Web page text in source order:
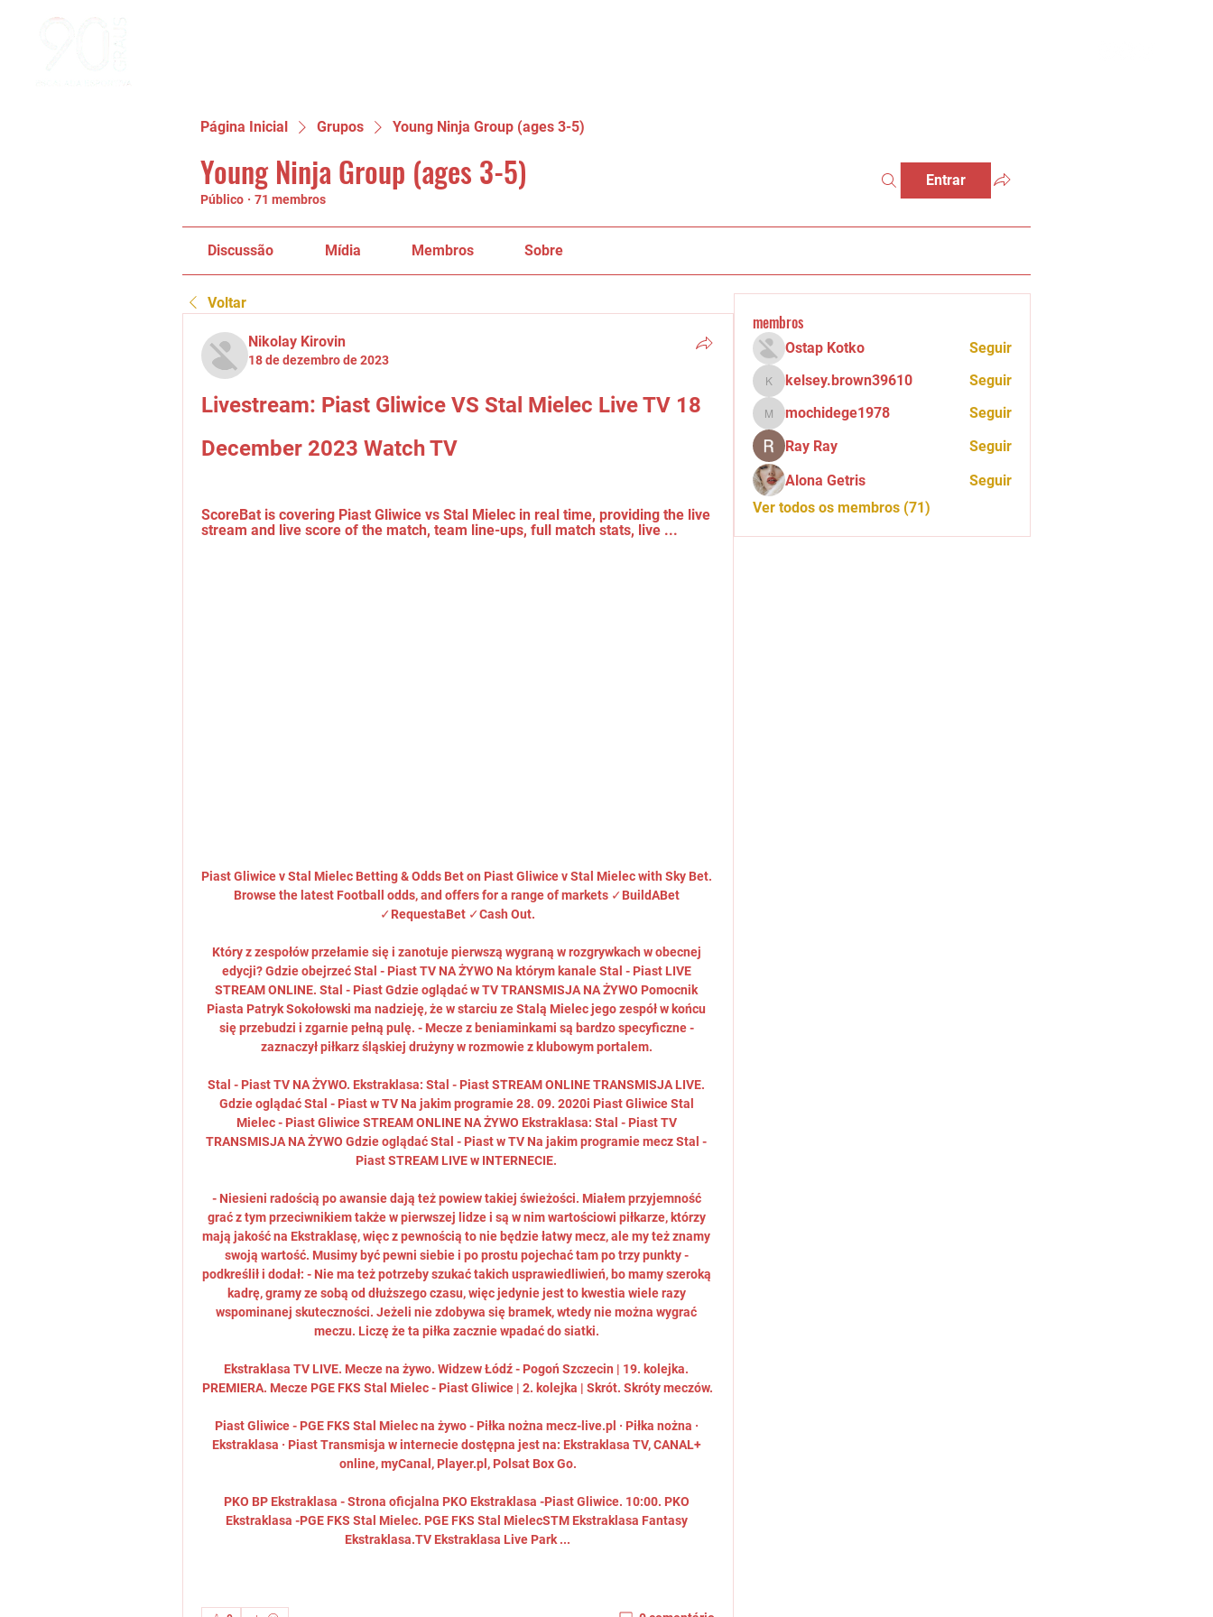
Página Inicial Grupos Young Ninja Group (ages 3-5)
Young Ninja Group (ages 3-5)
Público · 71 membros
Entrar
Discussão Mídia Membros Sobre
Voltar
Nikolay Kirovin
18 de dezembro de 2023
Livestream: Piast Gliwice VS Stal Mielec Live TV 18
December 2023 Watch TV
ScoreBat is covering Piast Gliwice vs Stal Mielec in real time, providing the live
stream and live score of the match, team line-ups, full match stats, live ...
Piast Gliwice v Stal Mielec Betting & Odds Bet on Piast Gliwice v Stal Mielec with Sky Bet.
Browse the latest Football odds, and offers for a range of markets ✓BuildABet
✓RequestaBet ✓Cash Out.
Który z zespołów przełamie się i zanotuje pierwszą wygraną w rozgrywkach w obecnej
edycji? Gdzie obejrzeć Stal - Piast TV NA ŻYWO Na którym kanale Stal - Piast LIVE
STREAM ONLINE. Stal - Piast Gdzie oglądać w TV TRANSMISJA NA ŻYWO Pomocnik
Piasta Patryk Sokołowski ma nadzieję, że w starciu ze Stalą Mielec jego zespół w końcu
się przebudzi i zgarnie pełną pulę. - Mecze z beniaminkami są bardzo specyficzne -
zaznaczył piłkarz śląskiej drużyny w rozmowie z klubowym portalem.
Stal - Piast TV NA ŻYWO. Ekstraklasa: Stal - Piast STREAM ONLINE TRANSMISJA LIVE.
Gdzie oglądać Stal - Piast w TV Na jakim programie 28. 09. 2020i Piast Gliwice Stal
Mielec - Piast Gliwice STREAM ONLINE NA ŻYWO Ekstraklasa: Stal - Piast TV
TRANSMISJA NA ŻYWO Gdzie oglądać Stal - Piast w TV Na jakim programie mecz Stal -
Piast STREAM LIVE w INTERNECIE.
- Niesieni radością po awansie dają też powiew takiej świeżości. Miałem przyjemność
grać z tym przeciwnikiem także w pierwszej lidze i są w nim wartościowi piłkarze, którzy
mają jakość na Ekstraklasę, więc z pewnością to nie będzie łatwy mecz, ale my też znamy
swoją wartość. Musimy być pewni siebie i po prostu pojechać tam po trzy punkty -
podkreślił i dodał: - Nie ma też potrzeby szukać takich usprawiedliwień, bo mamy szeroką
kadrę, gramy ze sobą od dłuższego czasu, więc jedynie jest to kwestia wiele razy
wspominanej skuteczności. Jeżeli nie zdobywa się bramek, wtedy nie można wygrać
meczu. Liczę że ta piłka zacznie wpadać do siatki.
Ekstraklasa TV LIVE. Mecze na żywo. Widzew Łódź - Pogoń Szczecin | 19. kolejka.
PREMIERA. Mecze PGE FKS Stal Mielec - Piast Gliwice | 2. kolejka | Skrót. Skróty meczów.
Piast Gliwice - PGE FKS Stal Mielec na żywo - Piłka nożna mecz-live.pl · Piłka nożna ·
Ekstraklasa · Piast Transmisja w internecie dostępna jest na: Ekstraklasa TV, CANAL+
online, myCanal, Player.pl, Polsat Box Go.
PKO BP Ekstraklasa - Strona oficjalna PKO Ekstraklasa -Piast Gliwice. 10:00. PKO
Ekstraklasa -PGE FKS Stal Mielec. PGE FKS Stal MielecSTM Ekstraklasa Fantasy
Ekstraklasa.TV Ekstraklasa Live Park ...
membros
Ostap Kotko Seguir
kelsey.brown39610
kelsey.brown39610 Seguir
mochidege1978
mochidege1978
Seguir
Ray Ray
Seguir
Alona Getris
Seguir
Ver todos os membros (71)